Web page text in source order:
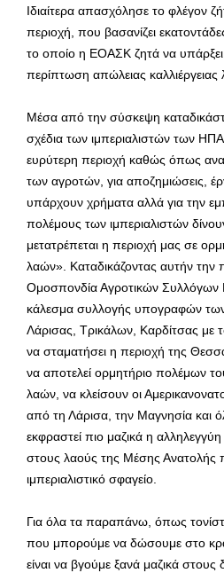
Ιδιαίτερα απασχόλησε το φλέγον
περιοχή, που βασανίζει
το οποίο η ΕΟΑΣΚ ζητά να
περίπτωση απώλειας καλλιέργειας
Μέσα από την σύσκεψη
σχέδια των ιμπεριαλιστών των
ευρύτερη περιοχή καθώς όπως
των αγροτών, για αποζημιώσεις,
υπάρχουν χρήματα αλλά για την
πολέμους των ιμπεριαλιστών
μετατρέπεται η περιοχή μας σε
λαών». Καταδικάζοντας αυτήν την
Ομοσπονδία Αγροτικών Συλλόγων
κάλεσμα συλλογής υπογραφών
Λάρισας, Τρικάλων, Καρδίτσας με
να σταματήσει η περιοχή της
να αποτελεί ορμητήριο πολέμων
λαών, να κλείσουν οι
από τη Λάρισα, την Μαγνησία και
εκφραστεί πιο μαζικά η
στους λαούς της Μέσης Ανατολής
ιμπεριαλιστικό σφαγείο.
Για όλα τα παραπάνω, όπως
που μπορούμε να δώσουμε στο
είναι να βγούμε ξανά μαζικά